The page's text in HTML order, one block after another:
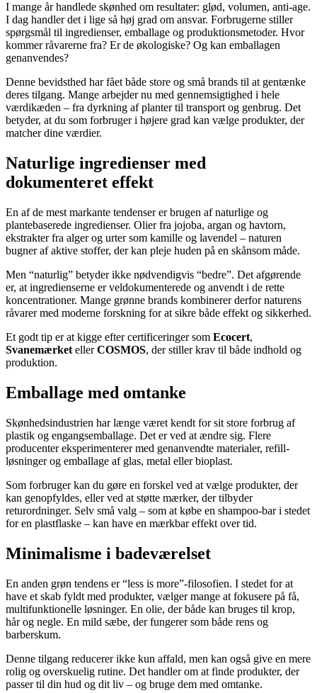
I mange år handlede skønhed om resultater: glød, volumen, anti-age.
I dag handler det i lige så høj grad om ansvar. Forbrugerne stiller
spørgsmål til ingredienser, emballage og produktionsmetoder. Hvor
kommer råvarerne fra? Er de økologiske? Og kan emballagen
genanvendes?
Denne bevidsthed har fået både store og små brands til at gentænke
deres tilgang. Mange arbejder nu med gennemsigtighed i hele
værdikæden – fra dyrkning af planter til transport og genbrug. Det
betyder, at du som forbruger i højere grad kan vælge produkter, der
matcher dine værdier.
Naturlige ingredienser med
dokumenteret effekt
En af de mest markante tendenser er brugen af naturlige og
plantebaserede ingredienser. Olier fra jojoba, argan og havtorn,
ekstrakter fra alger og urter som kamille og lavendel – naturen
bugner af aktive stoffer, der kan pleje huden på en skånsom måde.
Men “naturlig” betyder ikke nødvendigvis “bedre”. Det afgørende
er, at ingredienserne er veldokumenterede og anvendt i de rette
koncentrationer. Mange grønne brands kombinerer derfor naturens
råvarer med moderne forskning for at sikre både effekt og sikkerhed.
Et godt tip er at kigge efter certificeringer som Ecocert,
Svanemærket ellerCOSMOS, der stiller krav til både indhold og
produktion.
Emballage med omtanke
Skønhedsindustrien har længe været kendt for sit store forbrug af
plastik og engangsemballage. Det er ved at ændre sig. Flere
producenter eksperimenterer med genanvendte materialer, refill-
løsninger og emballage af glas, metal eller bioplast.
Som forbruger kan du gøre en forskel ved at vælge produkter, der
kan genopfyldes, eller ved at støtte mærker, der tilbyder
returordninger. Selv små valg – som at købe en shampoo-bar i stedet
for en plastflaske – kan have en mærkbar effekt over tid.
Minimalisme i badeværelset
En anden grøn tendens er “less is more”-filosofien. I stedet for at
have et skab fyldt med produkter, vælger mange at fokusere på få,
multifunktionelle løsninger. En olie, der både kan bruges til krop,
hår og negle. En mild sæbe, der fungerer som både rens og
barberskum.
Denne tilgang reducerer ikke kun affald, men kan også give en mere
rolig og overskuelig rutine. Det handler om at finde produkter, der
passer til din hud og dit liv – og bruge dem med omtanke.